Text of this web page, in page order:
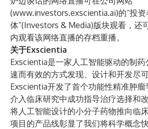
(www.investors.exscientia.ai)的“投
体”(Investors & Media)版块观看，还
内观看该网络直播的存档重播。
关于Exscientia
Exscientia是一家人工智能驱动的制
速而有效的方式发现、设计和开发尽
Exscientia开发了首个功能性精准肿
介入临床研究中成功指导治疗选择和
将人工智能设计的小分子药物推向临
项目的产品线彰显了我们将科学概念